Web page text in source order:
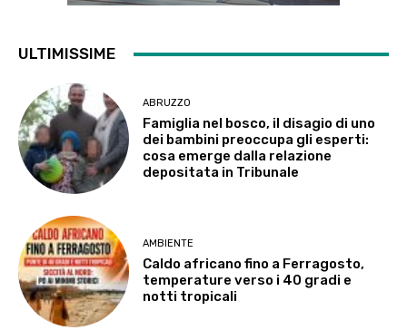
ULTIMISSIME
ABRUZZO
Famiglia nel bosco, il disagio di uno
dei bambini preoccupa gli esperti:
cosa emerge dalla relazione
depositata in Tribunale
AMBIENTE
Caldo africano fino a Ferragosto,
temperature verso i 40 gradi e
notti tropicali